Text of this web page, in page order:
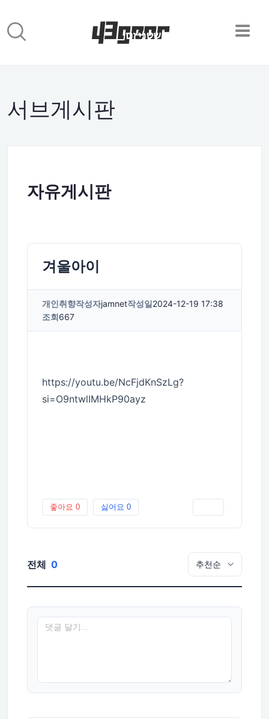
서브게시판
자유게시판
겨울아이
개인취향작성자jamnet작성일2024-12-19 17:38
조회667
https://youtu.be/NcFjdKnSzLg?
si=O9ntwlIMHkP90ayz
좋아요 0 싫어요 0
전체 0